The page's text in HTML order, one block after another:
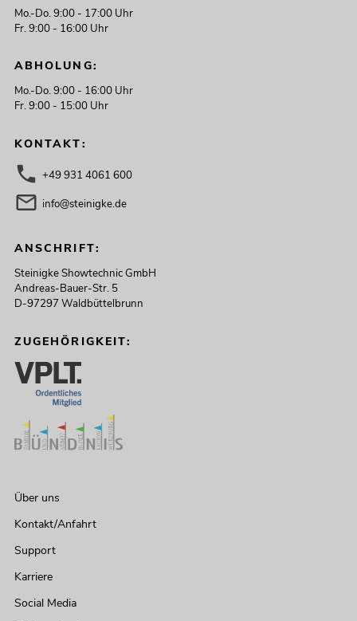
Mo.-Do. 9:00 - 17:00 Uhr
Fr. 9:00 - 16:00 Uhr
ABHOLUNG:
Mo.-Do. 9:00 - 16:00 Uhr
Fr. 9:00 - 15:00 Uhr
KONTAKT:
+49 931 4061 600
info@steinigke.de
ANSCHRIFT:
Steinigke Showtechnic GmbH
Andreas-Bauer-Str. 5
D-97297 Waldbüttelbrunn
ZUGEHÖRIGKEIT:
Über uns
Kontakt/Anfahrt
Support
Karriere
Social Media